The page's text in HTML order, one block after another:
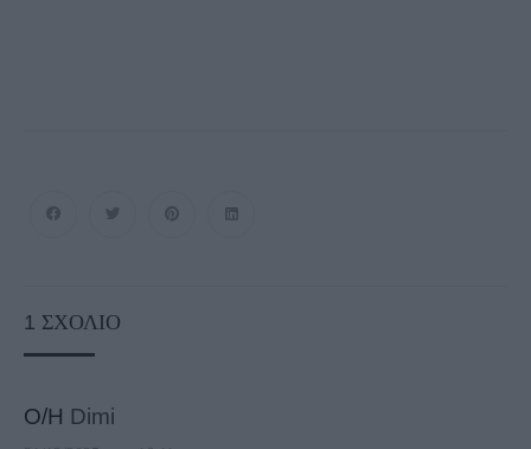
1 ΣΧΌΛΙΟ
Ο/Η Dimi